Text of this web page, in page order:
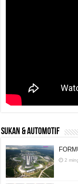
SUKAN & AUTOMOTIF
2